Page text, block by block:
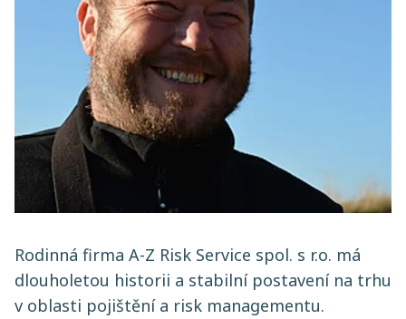
Rodinná firma A-Z Risk Service spol. s r.o. má
dlouholetou historii a stabilní postavení na trhu
v oblasti pojištění a risk managementu.